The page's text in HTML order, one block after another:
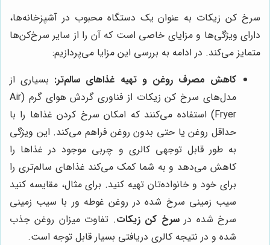
سرخ کن زیکات به عنوان یک دستگاه محبوب در آشپزخانه‌ها،
دارای ویژگی‌ها و مزایای خاصی است که آن را از سایر سرخ‌کن‌ها
متمایز می‌کند. در ادامه به بررسی این مزایا می‌پردازیم:
کاهش مصرف روغن و تهیه غذاهای سالم‌تر: بسیاری از
مدل‌های سرخ کن زیکات از فناوری گردش هوای گرم (Air
Fryer) استفاده می‌کنند که امکان سرخ کردن غذاها را با
حداقل روغن یا حتی بدون روغن فراهم می‌کند. این ویژگی
به طور قابل توجهی کالری و چربی موجود در غذاها را
کاهش می‌دهد و به شما کمک می‌کند غذاهای سالم‌تری را
برای خود و خانواده‌تان تهیه کنید. برای مثال، مقایسه کنید
سیب زمینی سرخ شده در روغن غوطه ور با سیب زمینی
سرخ شده درسرخ کن زیکات. تفاوت میزان روغن جذب
شده و در نتیجه کالری دریافتی بسیار قابل توجه است.